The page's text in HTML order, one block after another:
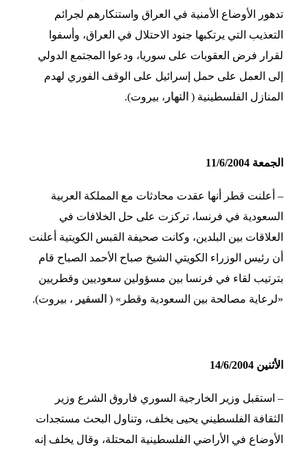
تدهور الأوضاع الأمنية في العراق واستنكارهم لجرائم
التعذيب التي يرتكبها جنود الاحتلال في العراق، وأسفوا
لقرار فرض العقوبات على سوريا، ودعوا المجتمع الدولي
إلى العمل على حمل إسرائيل على الوقف الفوري لهدم
المنازل الفلسطينية ( النهار ، بيروت).
الجمعة 11/6/2004
– أعلنت قطر أنها عقدت محادثات مع المملكة العربية
السعودية في فرنسا، تركزت على حل الخلافات في
العلاقات بين البلدين، وكانت صحيفة القبس الكويتية أعلنت
أن رئيس الوزراء الكويتي الشيخ صباح الأحمد الصباح قام
بترتيب لقاء في فرنسا بين مسؤولين سعوديين وقطريين
«لرعاية مصالحة بين السعودية وقطر» ( السفير ، بيروت).
الأثنين 14/6/2004
– استقبل وزير الخارجية السوري فاروق الشرع وزير
الثقافة الفلسطيني يحيى يخلف، وتناول البحث مستجدات
الأوضاع في الأراضي الفلسطينية المحتلة، وقال يخلف إنه